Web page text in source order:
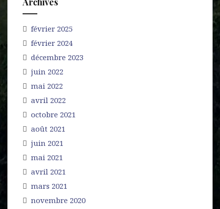
février 2025
février 2024
décembre 2023
juin 2022
mai 2022
avril 2022
octobre 2021
août 2021
juin 2021
mai 2021
avril 2021
mars 2021
novembre 2020